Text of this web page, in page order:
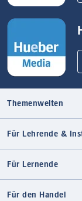
Themenwelten
Für Lehrende &
Für Lernende
Für den Handel